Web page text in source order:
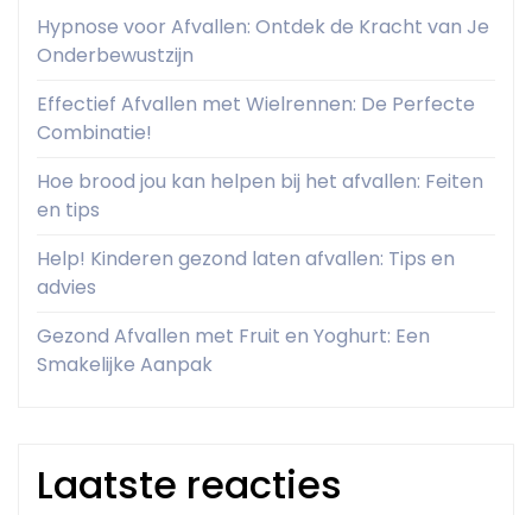
Hypnose voor Afvallen: Ontdek de Kracht van Je
Onderbewustzijn
Effectief Afvallen met Wielrennen: De Perfecte
Combinatie!
Hoe brood jou kan helpen bij het afvallen: Feiten
en tips
Help! Kinderen gezond laten afvallen: Tips en
advies
Gezond Afvallen met Fruit en Yoghurt: Een
Smakelijke Aanpak
Laatste reacties